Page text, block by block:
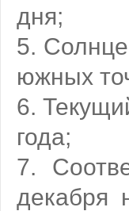
дня;
5.
южных
6.
года;
7.
декабря